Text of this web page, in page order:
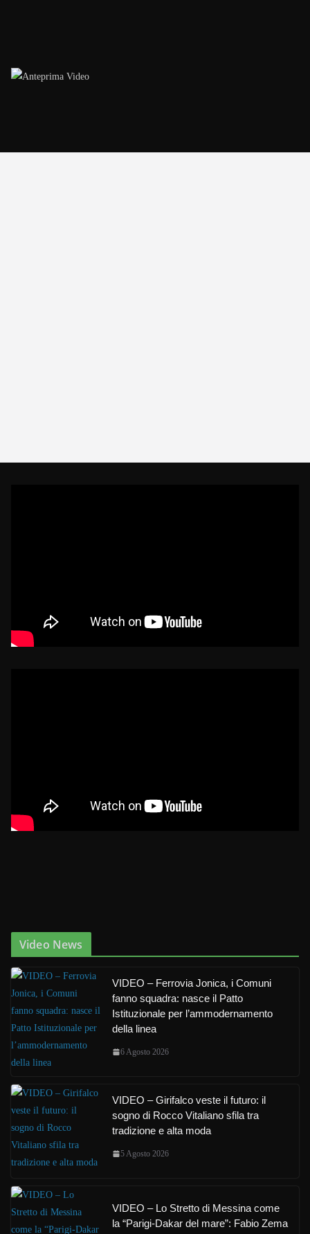
Video News
VIDEO – Ferrovia Jonica, i Comuni
fanno squadra: nasce il Patto
Istituzionale per l’ammodernamento
della linea
6 Agosto 2026
VIDEO – Girifalco veste il futuro: il
sogno di Rocco Vitaliano sfila tra
tradizione e alta moda
5 Agosto 2026
VIDEO – Lo Stretto di Messina come
la “Parigi-Dakar del mare”: Fabio Zema